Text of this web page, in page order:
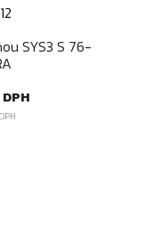
SYS3 S 76-
DPH